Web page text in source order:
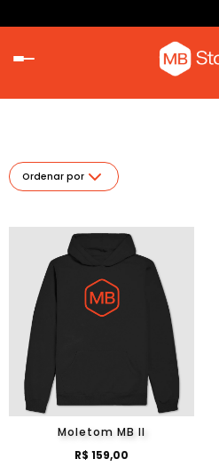
Ordenar por
Moletom MB II
R$ 159,00